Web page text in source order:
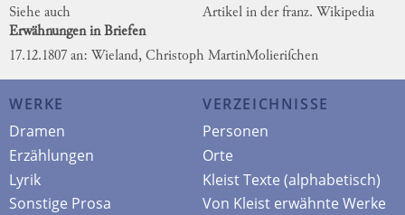
Siehe auch
Artikel in der franz. Wikipedia
Erwähnungen in Briefen
17.12.1807 an: Wieland, Christoph MartinMolieriſchen
WERKE
Dramen
Erzählungen
Lyrik
Sonstige Prosa
VERZEICHNISSE
Personen
Orte
Kleist Texte (alphabetisch)
Von Kleist erwähnte Werke